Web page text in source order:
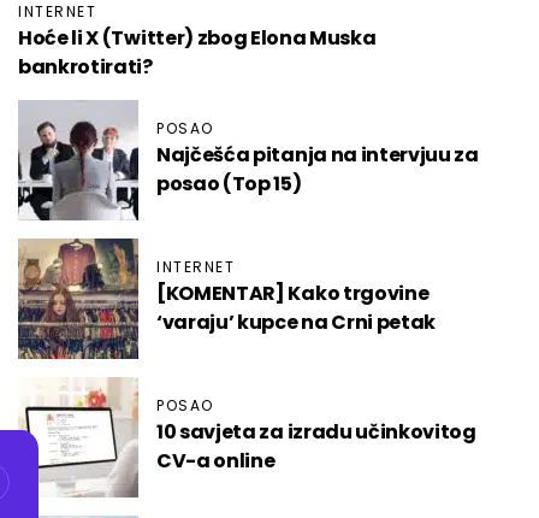
INTERNET
Hoće li X (Twitter) zbog Elona Muska
bankrotirati?
POSAO
Najčešća pitanja na intervjuu za
posao (Top 15)
INTERNET
[KOMENTAR] Kako trgovine
‘varaju’ kupce na Crni petak
POSAO
10 savjeta za izradu učinkovitog
CV-a online